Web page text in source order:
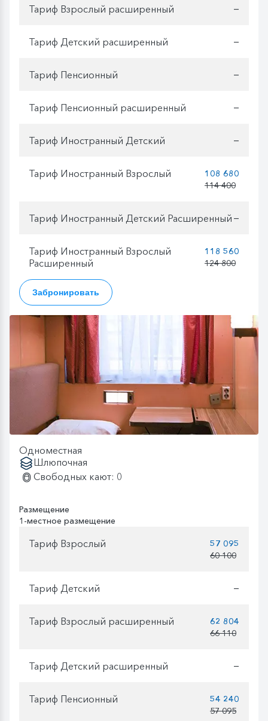
Тариф Взрослый расширенный —
Тариф Детский расширенный —
Тариф Пенсионный —
Тариф Пенсионный расширенный —
Тариф Иностранный Детский —
Тариф Иностранный Взрослый
108 680
114 400
Тариф Иностранный Детский Расширенный —
Тариф Иностранный Взрослый
Расширенный
118 560
124 800
Забронировать
Одноместная
Шлюпочная
Свободных кают: 0
Размещение
1-местное размещение
Тариф Взрослый
57 095
60 100
Тариф Детский —
Тариф Взрослый расширенный
62 804
66 110
Тариф Детский расширенный —
Тариф Пенсионный
54 240
57 095